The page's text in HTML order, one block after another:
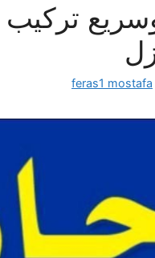
تركيب
feras1 mostafa